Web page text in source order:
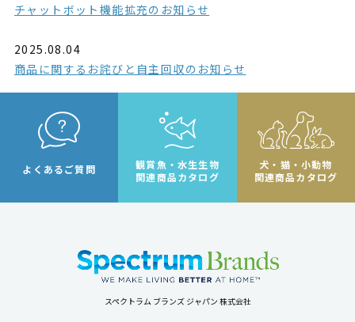
チャットボット機能拡充のお知らせ
2025.08.04
商品に関するお詫びと自主回収のお知らせ
よくあるご質問
観賞魚・水生生物
関連商品カタログ
犬・猫・小動物
関連商品カタログ
スペクトラム ブランズ ジャパン 株式会社